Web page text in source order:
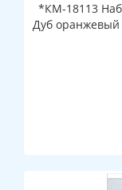
*КМ-18113
Дуб оранжевый